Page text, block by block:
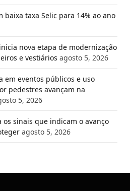
baixa taxa Selic para 14% ao ano
nova etapa de modernização
e vestiários agosto 5, 2026
em eventos públicos e uso
pedestres avançam na
5, 2026
os sinais que indicam o avanço
agosto 5, 2026